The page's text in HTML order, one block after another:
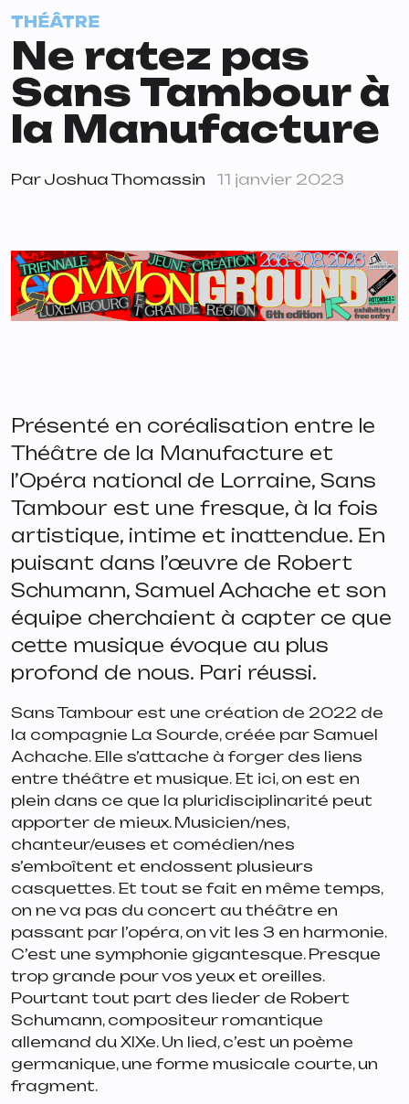
THÉÂTRE
Ne ratez pas
Sans Tambour à
la Manufacture
Par Joshua Thomassin 11 janvier 2023
Présenté en coréalisation entre le
Théâtre de la Manufacture et
l’Opéra national de Lorraine, Sans
Tambour est une fresque, à la fois
artistique, intime et inattendue. En
puisant dans l’œuvre de Robert
Schumann, Samuel Achache et son
équipe cherchaient à capter ce que
cette musique évoque au plus
profond de nous. Pari réussi.
Sans Tambour est une création de 2022 de
la compagnie La Sourde, créée par Samuel
Achache. Elle s’attache à forger des liens
entre théâtre et musique. Et ici, on est en
plein dans ce que la pluridisciplinarité peut
apporter de mieux. Musicien/nes,
chanteur/euses et comédien/nes
s’emboîtent et endossent plusieurs
casquettes. Et tout se fait en même temps,
on ne va pas du concert au théâtre en
passant par l’opéra, on vit les 3 en harmonie.
C’est une symphonie gigantesque. Presque
trop grande pour vos yeux et oreilles.
Pourtant tout part des lieder de Robert
Schumann, compositeur romantique
allemand du XIXe. Un lied, c’est un poème
germanique, une forme musicale courte, un
fragment.